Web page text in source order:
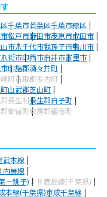
千葉市若葉区千葉市緑区
松戸市野田市茂原市成田市
市八千代市我孫子市鴨川市
八街市印西市白井市富里市
印旛郡酒々井町
町香取郡多古町
山武郡芝山町
長生村長生郡白子町
御宿町安房郡鋸南町
武本線
内房線
－銚子) ＪＲ鹿島線(千葉県)
本線(千葉県)京成千葉線